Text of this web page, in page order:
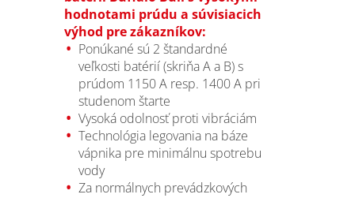
hodnotami prúdu a súvisiacich
výhod pre zákazníkov:
Ponúkané sú 2 štandardné
veľkosti batérií (skriňa A a B) s
prúdom 1150 A resp. 1400 A pri
studenom štarte
Vysoká odolnosť proti vibráciám
Technológia legovania na báze
vápnika pre minimálnu spotrebu
vody
Za normálnych prevádzkových